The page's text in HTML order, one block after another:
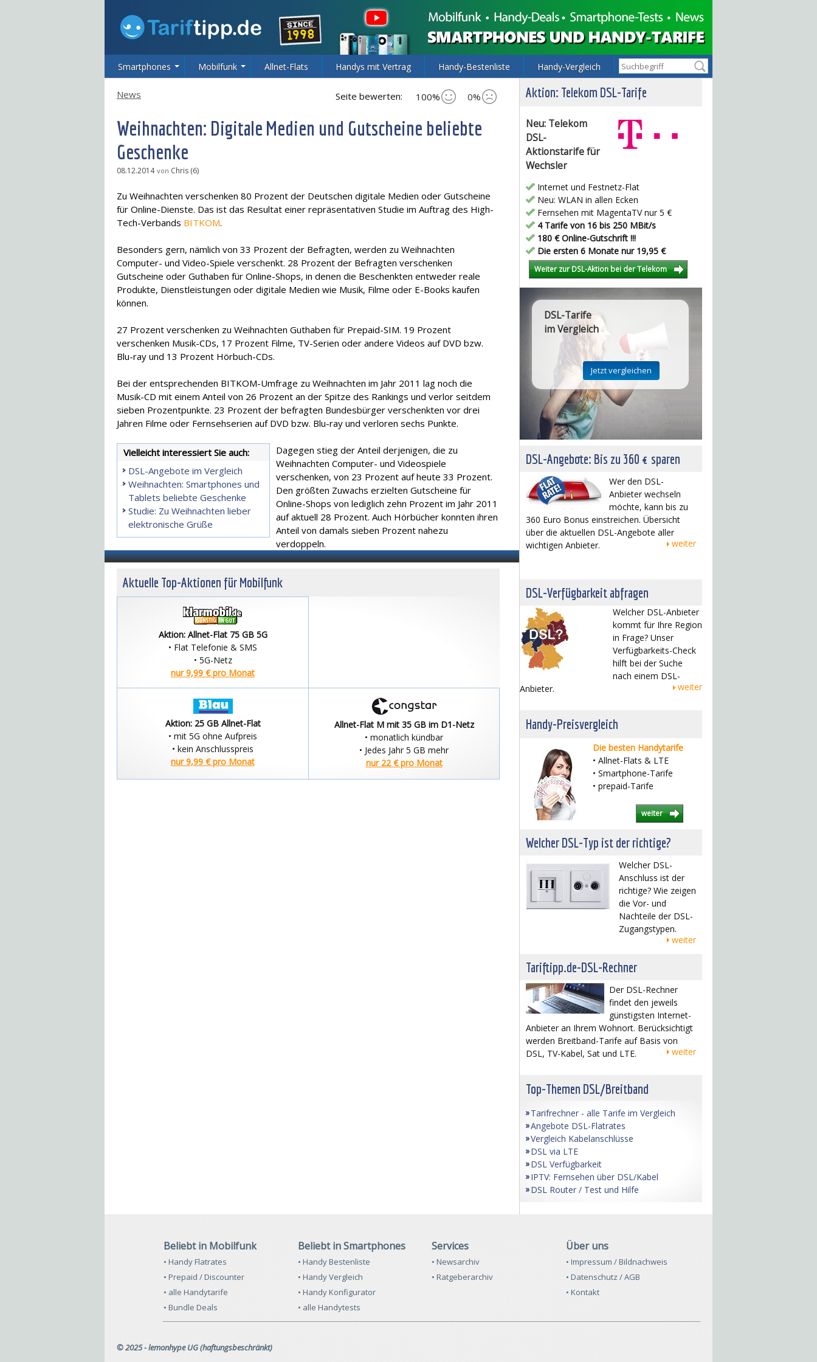
Smartphones Mobilfunk Allnet-Flats Handys mit Vertrag Handy-Bestenliste Handy-Vergleich
Seite bewerten: 100% 0%
News
Weihnachten: Digitale Medien und Gutscheine beliebte
Geschenke
08.12.2014 von Chris (6)
Zu Weihnachten verschenken 80 Prozent der Deutschen digitale Medien oder Gutscheine
für Online-Dienste. Das ist das Resultat einer repräsentativen Studie im Auftrag des High-
Tech-Verbands BITKOM.
Besonders gern, nämlich von 33 Prozent der Befragten, werden zu Weihnachten
Computer- und Video-Spiele verschenkt. 28 Prozent der Befragten verschenken
Gutscheine oder Guthaben für Online-Shops, in denen die Beschenkten entweder reale
Produkte, Dienstleistungen oder digitale Medien wie Musik, Filme oder E-Books kaufen
können.
27 Prozent verschenken zu Weihnachten Guthaben für Prepaid-SIM. 19 Prozent
verschenken Musik-CDs, 17 Prozent Filme, TV-Serien oder andere Videos auf DVD bzw.
Blu-ray und 13 Prozent Hörbuch-CDs.
Bei der entsprechenden BITKOM-Umfrage zu Weihnachten im Jahr 2011 lag noch die
Musik-CD mit einem Anteil von 26 Prozent an der Spitze des Rankings und verlor seitdem
sieben Prozentpunkte. 23 Prozent der befragten Bundesbürger verschenkten vor drei
Jahren Filme oder Fernsehserien auf DVD bzw. Blu-ray und verloren sechs Punkte.
Vielleicht interessiert Sie auch:
DSL-Angebote im Vergleich
Weihnachten: Smartphones und
Tablets beliebte Geschenke
Studie: Zu Weihnachten lieber
elektronische Grüße
Dagegen stieg der Anteil derjenigen, die zu
Weihnachten Computer- und Videospiele
verschenken, von 23 Prozent auf heute 33 Prozent.
Den größten Zuwachs erzielten Gutscheine für
Online-Shops von lediglich zehn Prozent im Jahr 2011
auf aktuell 28 Prozent. Auch Hörbücher konnten ihren
Anteil von damals sieben Prozent nahezu
verdoppeln.
Aktuelle Top-Aktionen für Mobilfunk
Aktion: Allnet-Flat 75 GB 5G
• Flat Telefonie & SMS
• 5G-Netz
nur 9,99 € pro Monat
Aktion: 25 GB Allnet-Flat
• mit 5G ohne Aufpreis
• kein Anschlusspreis
nur 9,99 € pro Monat
Allnet-Flat M mit 35 GB im D1-Netz
• monatlich kündbar
• Jedes Jahr 5 GB mehr
nur 22 € pro Monat
Aktion: Telekom DSL-Tarife
Neu: Telekom
DSL-
Aktionstarife für
Wechsler
Internet und Festnetz-Flat
Neu: WLAN in allen Ecken
Fernsehen mit MagentaTV nur 5 €
4 Tarife von 16 bis 250 MBit/s
180 € Online-Gutschrift !!!
Die ersten 6 Monate nur 19,95 €
Weiter zur DSL-Aktion bei der Telekom
DSL-Tarife
im Vergleich
DSL-Angebote: Bis zu 360 € sparen
Wer den DSL-
Anbieter wechseln
möchte, kann bis zu
360 Euro Bonus einstreichen. Übersicht
über die aktuellen DSL-Angebote aller
wichtigen Anbieter.
weiter
DSL-Verfügbarkeit abfragen
Welcher DSL-Anbieter
kommt für Ihre Region
in Frage? Unser
Verfügbarkeits-Check
hilft bei der Suche
nach einem DSL-
Anbieter.
weiter
Handy-Preisvergleich
Die besten Handytarife
• Allnet-Flats & LTE
• Smartphone-Tarife
• prepaid-Tarife
weiter
Welcher DSL-Typ ist der richtige?
Welcher DSL-
Anschluss ist der
richtige? Wie zeigen
die Vor- und
Nachteile der DSL-
Zugangstypen.
weiter
Tariftipp.de-DSL-Rechner
Der DSL-Rechner
findet den jeweils
günstigsten Internet-
Anbieter an Ihrem Wohnort. Berücksichtigt
werden Breitband-Tarife auf Basis von
DSL, TV-Kabel, Sat und LTE.
weiter
Top-Themen DSL/Breitband
Tarifrechner - alle Tarife im Vergleich
Angebote DSL-Flatrates
Vergleich Kabelanschlüsse
DSL via LTE
DSL Verfügbarkeit
IPTV: Fernsehen über DSL/Kabel
DSL Router / Test und Hilfe
Beliebt in Mobilfunk
• Handy Flatrates
• Prepaid / Discounter
• alle Handytarife
• Bundle Deals
Beliebt in Smartphones
• Handy Bestenliste
• Handy Vergleich
• Handy Konfigurator
• alle Handytests
Services
• Newsarchiv
• Ratgeberarchiv
Über uns
• Impressum / Bildnachweis
• Datenschutz / AGB
• Kontakt
© 2025 - lemonhype UG (haftungsbeschränkt)